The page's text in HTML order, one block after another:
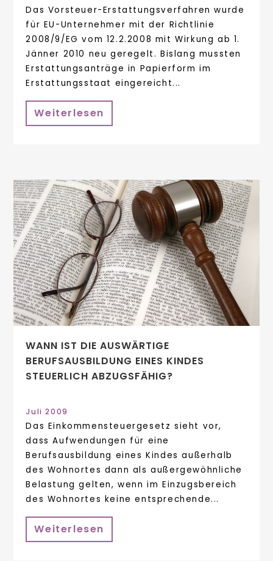
Das Vorsteuer-Erstattungsverfahren wurde
für EU-Unternehmer mit der Richtlinie
2008/9/EG vom 12.2.2008 mit Wirkung ab 1.
Jänner 2010 neu geregelt. Bislang mussten
Erstattungsanträge in Papierform im
Erstattungsstaat eingereicht...
Weiterlesen
WANN IST DIE AUSWÄRTIGE
BERUFSAUSBILDUNG EINES KINDES
STEUERLICH ABZUGSFÄHIG?
Juli 2009
Das Einkommensteuergesetz sieht vor,
dass Aufwendungen für eine
Berufsausbildung eines Kindes außerhalb
des Wohnortes dann als außergewöhnliche
Belastung gelten, wenn im Einzugsbereich
des Wohnortes keine entsprechende...
Weiterlesen